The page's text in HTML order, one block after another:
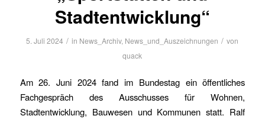
Stadtentwicklung“
5. Juli 2024 / in News_Archiv, News_und_Auszeichnungen / von
quack
Am 26. Juni 2024 fand im Bundestag ein öffentliches
Fachgespräch des Ausschusses für Wohnen,
Stadtentwicklung, Bauwesen und Kommunen statt. Ralf